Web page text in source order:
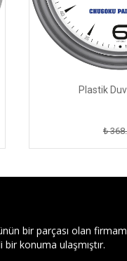
Plastik
₺
bir parçası olan
konuma ulaşmıştır.